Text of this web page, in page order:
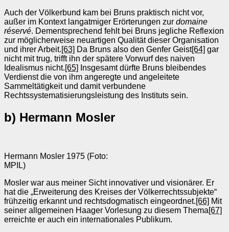
Auch der Völkerbund kam bei Bruns praktisch nicht vor,
außer im Kontext langatmiger Erörterungen zur domaine
réservé. Dementsprechend fehlt bei Bruns jegliche Reflexion
zur möglicherweise neuartigen Qualität dieser Organisation
und ihrer Arbeit.[63] Da Bruns also den Genfer Geist[64] gar
nicht mit trug, trifft ihn der spätere Vorwurf des naiven
Idealismus nicht.[65]
Insgesamt dürfte Bruns bleibendes
Verdienst die von ihm angeregte und angeleitete
Sammeltätigkeit und damit verbundene
Rechtssystematisierungsleistung des Instituts sein.
b) Hermann Mosler
Hermann Mosler 1975 (Foto:
MPIL)
Mosler war aus meiner Sicht innovativer und visionärer. Er
hat die „Erweiterung des Kreises der Völkerrechtssubjekte“
frühzeitig erkannt und rechtsdogmatisch eingeordnet.[66] Mit
seiner allgemeinen Haager Vorlesung zu diesem Thema[67]
erreichte er auch ein internationales Publikum.